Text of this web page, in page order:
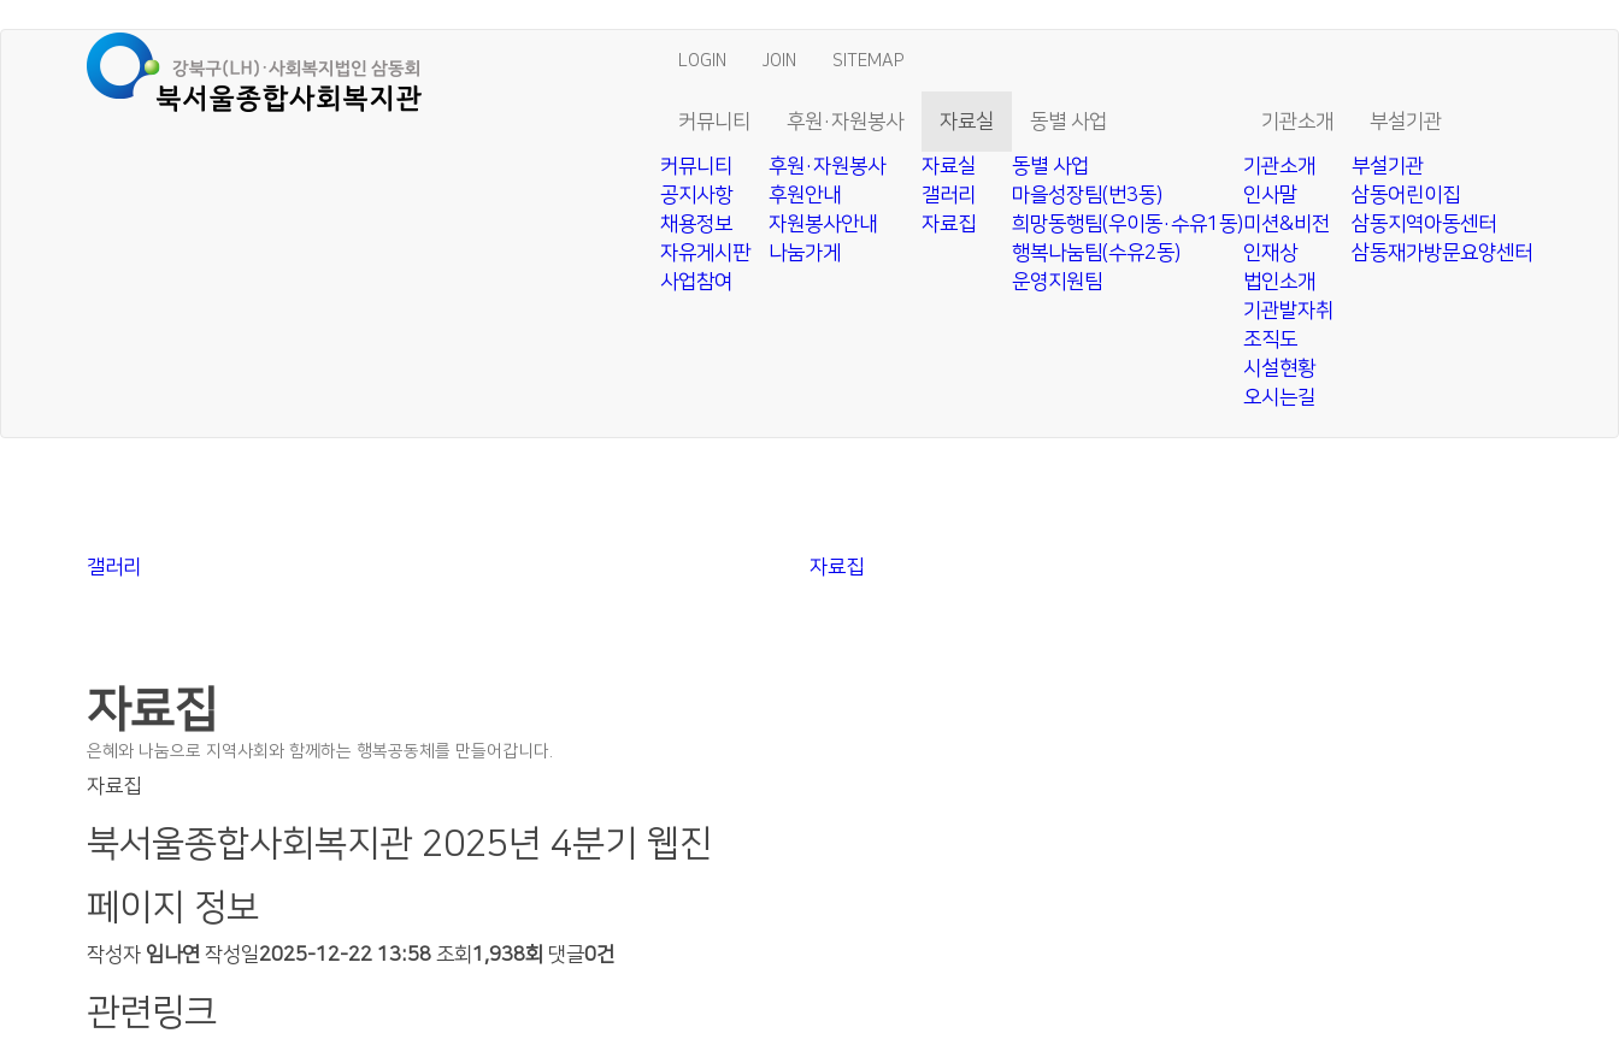
LOGIN JOIN SITEMAP
커뮤니티
커뮤니티
공지사항
채용정보
자유게시판
사업참여
후원·자원봉사
후원·자원봉사
후원안내
자원봉사안내
나눔가게
자료실
자료실
갤러리
자료집
동별 사업
동별 사업
마을성장팀(번3동)
희망동행팀(우이동·수유1동)
행복나눔팀(수유2동)
운영지원팀
기관소개
기관소개
인사말
미션&비전
인재상
법인소개
기관발자취
조직도
시설현황
오시는길
부설기관
부설기관
삼동어린이집
삼동지역아동센터
삼동재가방문요양센터
갤러리 자료집
자료집
은혜와 나눔으로 지역사회와 함께하는 행복공동체를 만들어갑니다.
자료집
북서울종합사회복지관 2025년 4분기 웹진
페이지 정보
작성자 임나연 작성일2025-12-22 13:58 조회 1,938회 댓글0건
관련링크